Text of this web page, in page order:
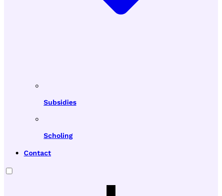
Subsidies
Scholing
Contact